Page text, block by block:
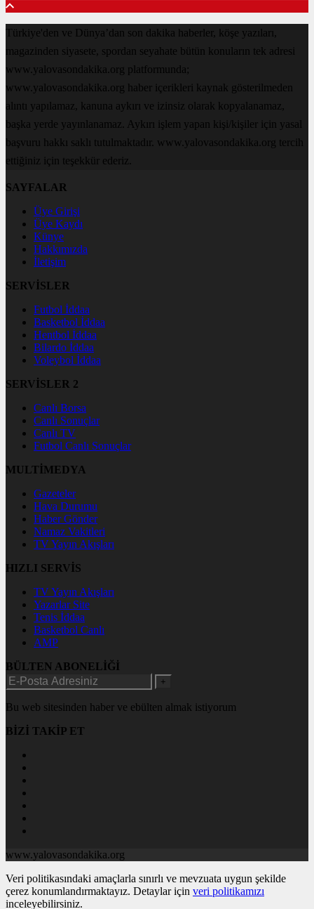
Türkiye'den ve Dünya’dan son dakika haberler, köşe yazıları,
magazinden siyasete, spordan seyahate bütün konuların tek adresi
www.yalovasondakika.org platformunda;
www.yalovasondakika.org haber içerikleri kaynak gösterilmeden
alıntı yapılamaz, kanuna aykırı ve izinsiz olarak kopyalanamaz,
başka yerde yayınlanamaz. Aykırı işlem yapan kişi/kişiler için yasal
başvuru hakkı saklı tutulmaktadır. www.yalovasondakika.org tercih
ettiğiniz için teşekkür ederiz.
SAYFALAR
Üye Girişi
Üye Kaydı
Künye
Hakkımızda
İletişim
SERVİSLER
Futbol İddaa
Basketbol İddaa
Hentbol İddaa
Bilardo İddaa
Voleybol İddaa
SERVİSLER 2
Canlı Borsa
Canlı Sonuçlar
Canlı TV
Futbol Canlı Sonuçlar
MULTİMEDYA
Gazeteler
Hava Durumu
Haber Gönder
Namaz Vakitleri
TV Yayın Akışları
HIZLI SERVİS
TV Yayın Akışları
Yazarlar Site
Tenis İddaa
Basketbol Canlı
AMP
BÜLTEN ABONELİĞİ
+
Bu web sitesinden haber ve ebülten almak istiyorum
BİZİ TAKİP ET
www.yalovasondakika.org
Veri politikasındaki amaçlarla sınırlı ve mevzuata uygun şekilde
çerez konumlandırmaktayız. Detaylar için veri politikamızı
inceleyebilirsiniz.